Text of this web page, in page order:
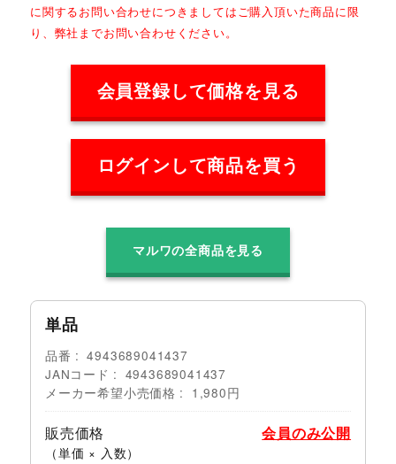
に関するお問い合わせにつきましてはご購入頂いた商品に限
り、弊社までお問い合わせください。
会員登録して価格を見る
ログインして商品を買う
マルワの全商品を見る
単品
品番
4943689041437
JANコード
4943689041437
メーカー希望小売価格
1,980円
販売価格
（単価 × 入数）
会員のみ公開